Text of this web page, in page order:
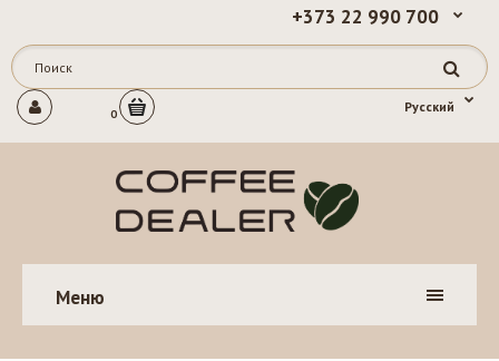
+373 22 990 700
0 Русский
Меню